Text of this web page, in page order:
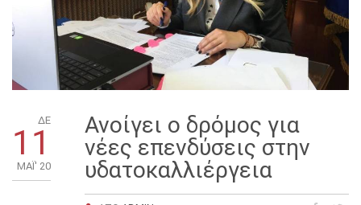
ΔΕ
11
ΜΑΪ́' 20
Ανοίγει ο δρόμος για
νέες επενδύσεις στην
υδατοκαλλιέργεια